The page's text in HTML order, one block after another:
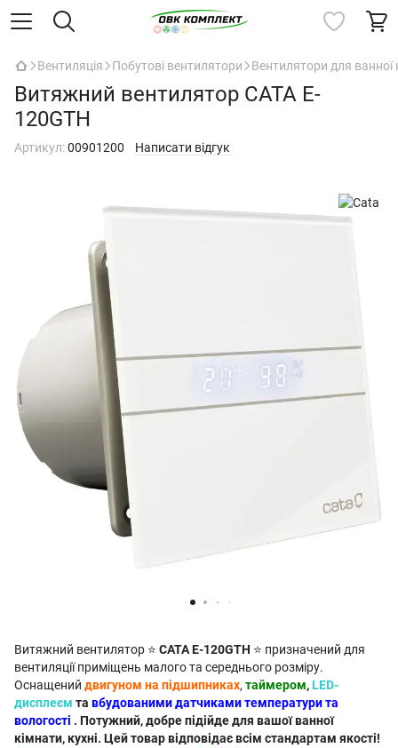
Вентиляція Побутові вентилятори Вентилятори для ванної
Витяжний вентилятор CATA E-
120GTH
Артикул:00901200 Написати відгук
Витяжний вентилятор ⭐ CATA E-120GTH ⭐ призначений для
вентиляції приміщень малого та середнього розміру.
Оснащений двигуном на підшипниках, таймером, LED-
дисплеєм та вбудованими датчиками температури та
вологості . Потужний, добре підійде для вашої ванної
кімнати, кухні. Цей товар відповідає всім стандартам якості!